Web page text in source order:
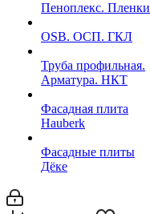
Пеноплекс. Пленки
OSB. ОСП. ГКЛ
Труба профильная.
Арматура. НКТ
Фасадная плита
Hauberk
Фасадные плиты
Дёке